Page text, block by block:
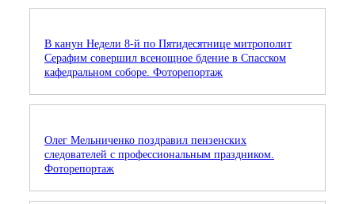
В канун Недели 8-й по Пятидесятнице митрополит
Серафим совершил всенощное бдение в Спасском
кафедральном соборе. Фоторепортаж
Олег Мельниченко поздравил пензенских
следователей с профессиональным праздником.
Фоторепортаж